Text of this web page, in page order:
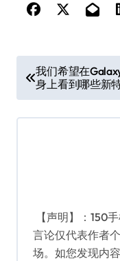
章
导
我们希望在
身上看到哪些新
【声明】：150
言论仅代表作者
场。如您发现内